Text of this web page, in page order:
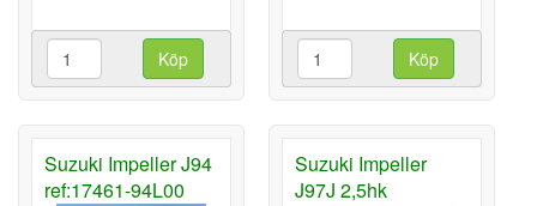
Köp Köp
Suzuki Impeller J94
ref:17461-94L00
Suzuki Impeller
J97J 2,5hk